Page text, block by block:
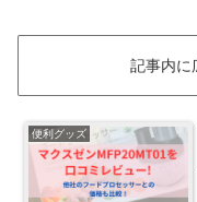
記事内に
便利グッズ